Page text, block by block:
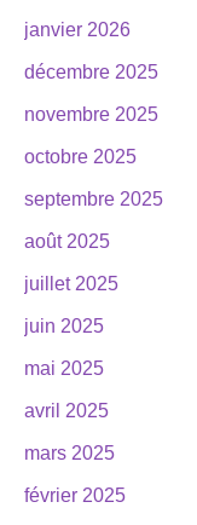
janvier 2026
décembre 2025
novembre 2025
octobre 2025
septembre 2025
août 2025
juillet 2025
juin 2025
mai 2025
avril 2025
mars 2025
février 2025